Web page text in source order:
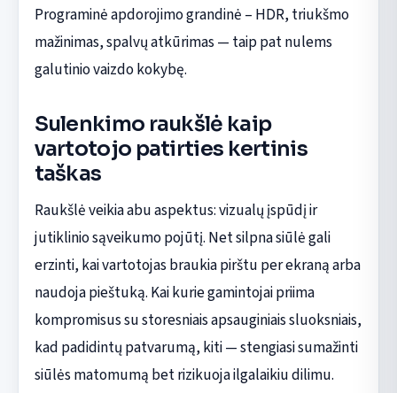
Programinė apdorojimo grandinė – HDR, triukšmo
mažinimas, spalvų atkūrimas — taip pat nulems
galutinio vaizdo kokybę.
Sulenkimo raukšlė kaip
vartotojo patirties kertinis
taškas
Raukšlė veikia abu aspektus: vizualų įspūdį ir
jutiklinio sąveikumo pojūtį. Net silpna siūlė gali
erzinti, kai vartotojas braukia pirštu per ekraną arba
naudoja pieštuką. Kai kurie gamintojai priima
kompromisus su storesniais apsauginiais sluoksniais,
kad padidintų patvarumą, kiti — stengiasi sumažinti
siūlės matomumą bet rizikuoja ilgalaikiu dilimu.